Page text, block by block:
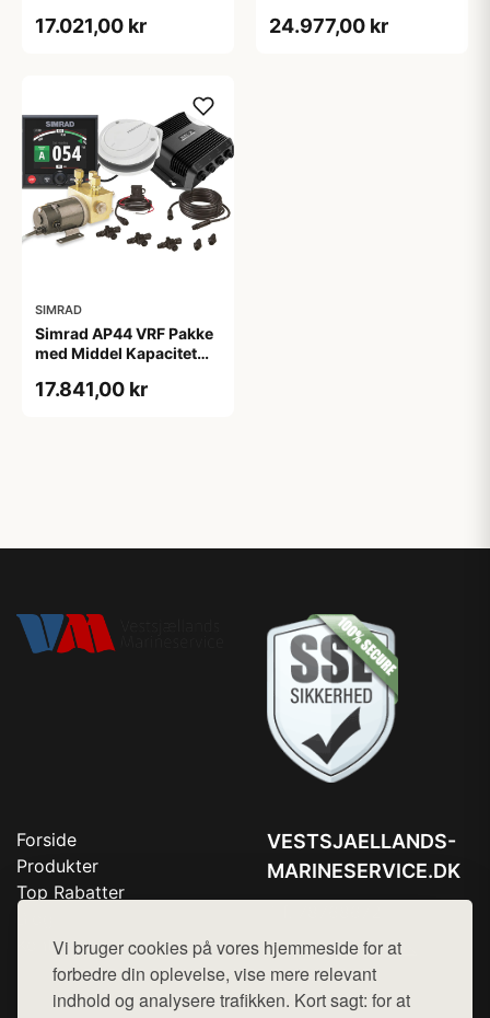
Vi bruger cookies på vores hjemmeside for at
forbedre din oplevelse, vise mere relevant
indhold og analysere trafikken. Kort sagt: for at
17.021,00 kr 24.977,00 kr
SIMRAD
Simrad AP44 VRF Pakke
med Middel Kapacitet
17.841,00 kr
Forside
Produkter
Top Rabatter
Kontakt
VESTSJAELLANDS-
MARINESERVICE.DK
Mail:hej@want.dk
Cookie- og privatlivspolitik